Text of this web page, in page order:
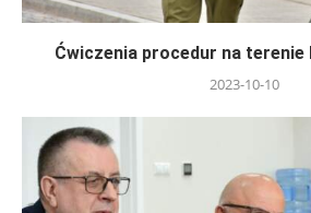
Ćwiczenia procedur na
2023-10-10